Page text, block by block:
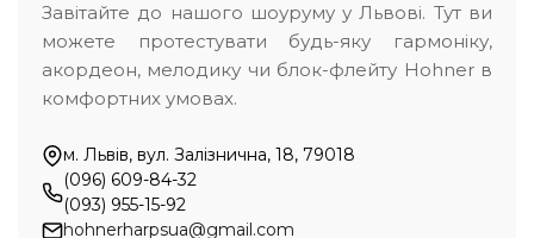
Завітайте до нашого шоуруму у Львові. Тут ви
можете протестувати будь-яку гармоніку,
акордеон, мелодику чи блок-флейту Hohner в
комфортних умовах.
м. Львів, вул. Залізнична, 18, 79018
(096) 609-84-32
(093) 955-15-92
hohnerharpsua@gmail.com